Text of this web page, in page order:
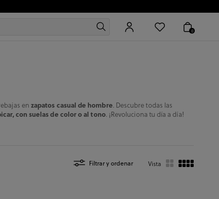
0
en zapatos casual de hombre. Descubre todas las
con suelas de color o al tono. ¡Revoluciona tu día a día!
Filtrar y ordenar Vista